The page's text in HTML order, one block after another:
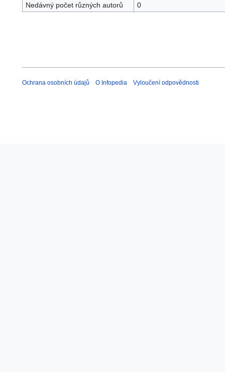
Nedávný počet různých autorů
0
Ochrana osobních údajů O Infopedia Vyloučení odpovědnosti